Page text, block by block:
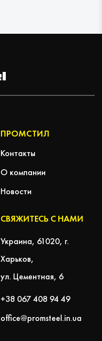
ПРОМСТИЛ
Контакты
О компании
Новости
СВЯЖИТЕСЬ С НАМИ
Украина, 61020, г.
Харьков,
ул. Цементная, 6
+38 067 408 94 49
office@promsteel.in.ua